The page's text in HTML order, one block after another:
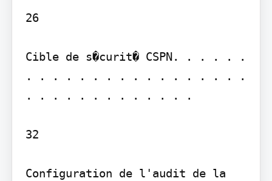
26
Cible de s�curit� CSPN. . . . . .
. . . . . . . . . . . . . . . . .
. . . . . . . . . . . . .
32
Configuration de l'audit de la